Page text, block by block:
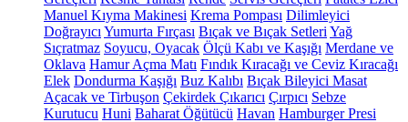
Manuel Kıyma Makinesi Krema Pompası Dilimleyici
Doğrayıcı Yumurta Fırçası Bıçak ve Bıçak Setleri Yağ
Sıçratmaz Soyucu, Oyacak Ölçü Kabı ve Kaşığı Merdane ve
Oklava Hamur Açma Matı Fındık Kıracağı ve Ceviz Kıracağı
Elek Dondurma Kaşığı Buz Kalıbı Bıçak Bileyici Masat
Açacak ve Tirbuşon Çekirdek Çıkarıcı Çırpıcı Sebze
Kurutucu Huni Baharat Öğütücü Havan Hamburger Presi